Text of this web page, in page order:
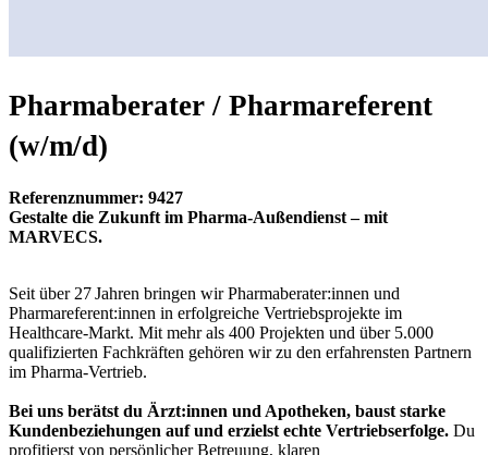
Pharmaberater / Pharmareferent
(w/m/d)
Referenznummer: 9427
Gestalte die Zukunft im Pharma-Außendienst – mit
MARVECS.
Seit über 27 Jahren bringen wir Pharmaberater:innen und
Pharmareferent:innen in erfolgreiche Vertriebsprojekte im
Healthcare‑Markt. Mit mehr als 400 Projekten und über 5.000
qualifizierten Fachkräften gehören wir zu den erfahrensten Partnern
im Pharma-Vertrieb.
Bei uns berätst du Ärzt:innen und Apotheken, baust starke
Kundenbeziehungen auf und erzielst echte Vertriebserfolge. Du
profitierst von persönlicher Betreuung, klaren